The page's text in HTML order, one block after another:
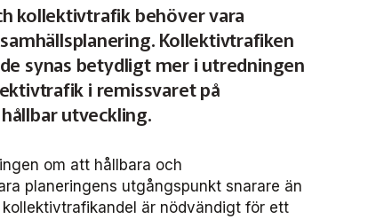
kollektivtrafik behöver vara
Kollektivtrafiken
synas betydligt mer i utredningen
i remissvaret på
utveckling.
om att hållbara och
planeringens utgångspunkt snarare än
är nödvändigt för ett